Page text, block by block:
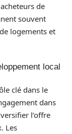
de
souvent
logements et
local
clé dans le
dans
l’offre
Les